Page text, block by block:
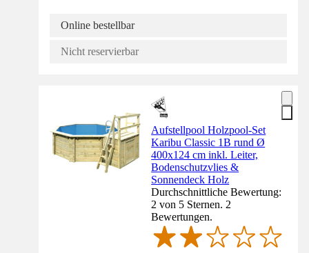
Online bestellbar
Nicht reservierbar
Aufstellpool Holzpool-Set
Karibu Classic 1B rund Ø
400x124 cm inkl. Leiter,
Bodenschutzvlies &
Sonnendeck Holz
Durchschnittliche Bewertung:
2 von 5 Sternen. 2
Bewertungen.